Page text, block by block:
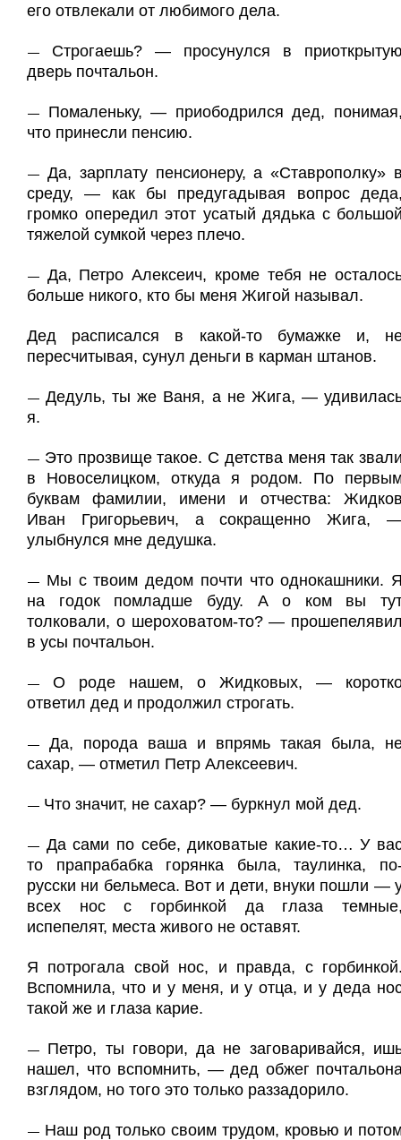
его отвлекали от любимого дела.
— Строгаешь? — просунулся в
дверь почтальон.
— Помаленьку, — приободрился дед,
что принесли пенсию.
— Да, зарплату пенсионеру, а «Ставрополку»
среду, — как бы предугадывая вопрос
громко опередил этот усатый дядька с
тяжелой сумкой через плечо.
— Да, Петро Алексеич, кроме тебя не
больше никого, кто бы меня Жигой называл.
Дед расписался в какой-то бумажке и,
пересчитывая, сунул деньги в карман штанов.
—Дедуль, ты же Ваня, а не Жига, —
я.
— Это прозвище такое. С детства меня так
в Новоселицком, откуда я родом. По
буквам фамилии, имени и отчества:
Иван Григорьевич, а сокращенно Жига,
улыбнулся мне дедушка.
— Мы с твоим дедом почти что однокашники.
на годок помладше буду. А о ком вы
толковали, о шероховатом-то? —
в усы почтальон.
— О роде нашем, о Жидковых, —
ответил дед и продолжил строгать.
— Да, порода ваша и впрямь такая была,
сахар, — отметил Петр Алексеевич.
— Что значит, не сахар? — буркнул мой дед.
— Да сами по себе, диковатые какие-то… У
то прапрабабка горянка была, таулинка,
русски ни бельмеса. Вот и дети, внуки пошли —
всех нос с горбинкой да глаза
испепелят, места живого не оставят.
Я потрогала свой нос, и правда, с
Вспомнила, что и у меня, и у отца, и у деда
такой же и глаза карие.
— Петро, ты говори, да не заговаривайся,
нашел, что вспомнить, — дед обжег
взглядом, но того это только раззадорило.
— Наш род только своим трудом, кровью и